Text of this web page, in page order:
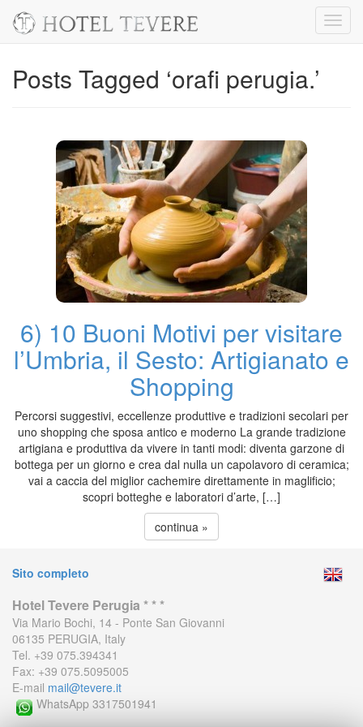
Posts Tagged ‘orafi perugia.’
6) 10 Buoni Motivi per visitare
l’Umbria, il Sesto: Artigianato e
Shopping
Percorsi suggestivi, eccellenze produttive e tradizioni secolari per
uno shopping che sposa antico e moderno La grande tradizione
artigiana e produttiva da vivere in tanti modi: diventa garzone di
bottega per un giorno e crea dal nulla un capolavoro di ceramica;
vai a caccia del miglior cachemire direttamente in maglificio;
scopri botteghe e laboratori d’arte, […]
continua »
Sito completo
Hotel Tevere Perugia * * *
Via Mario Bochi, 14 - Ponte San Giovanni
06135 PERUGIA, Italy
Tel. +39 075.394341
Fax: +39 075.5095005
E-mail mail@tevere.it
WhatsApp 3317501941